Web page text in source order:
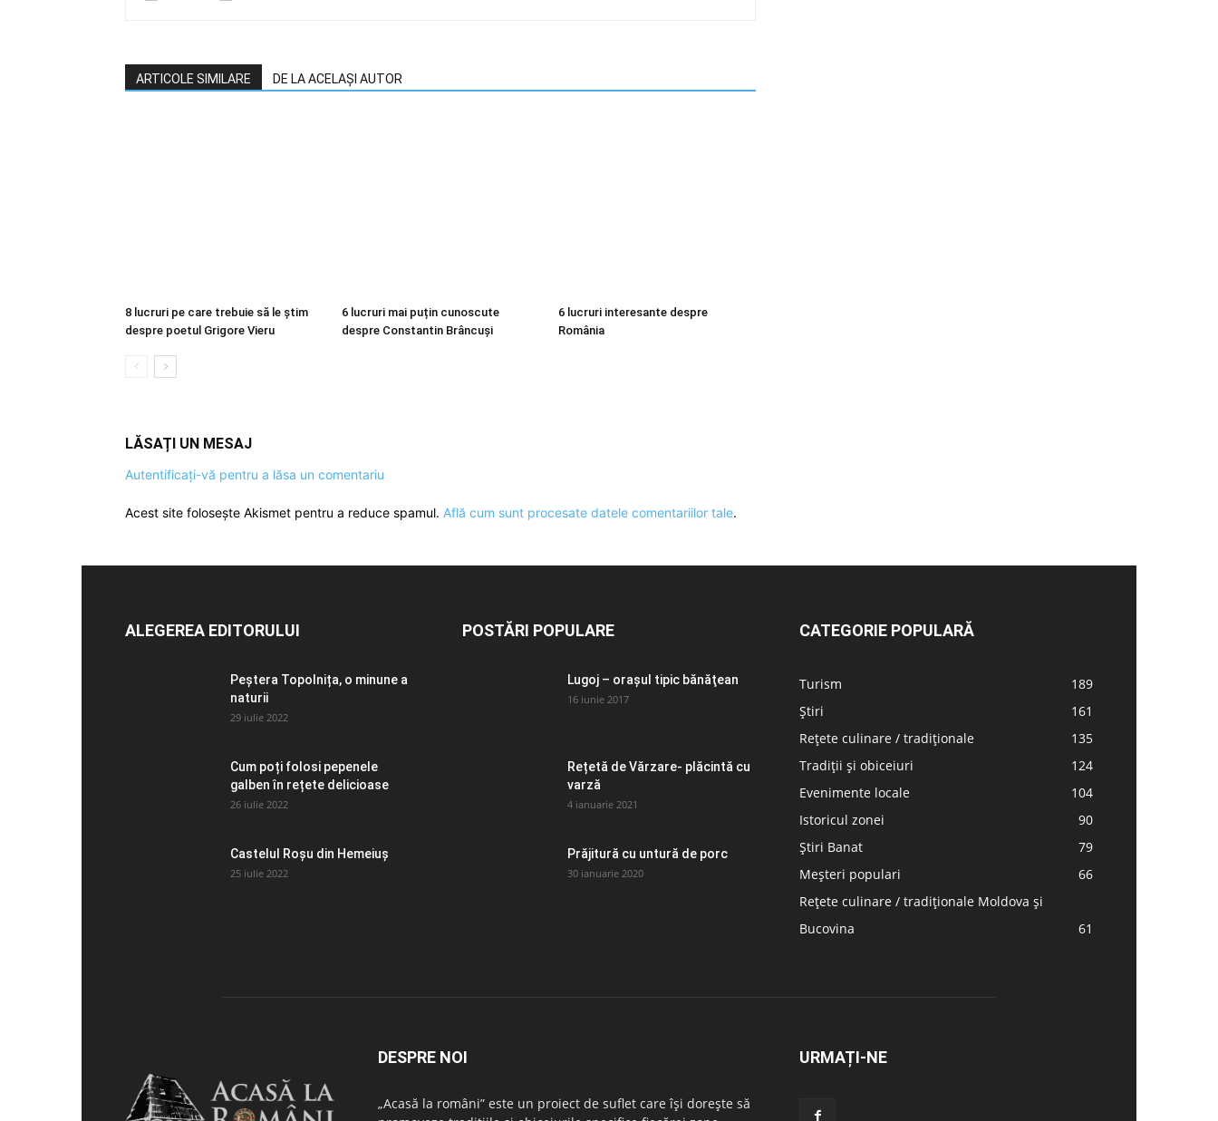
ARTICOLE SIMILARE DE LA ACELAȘI AUTOR
8 lucruri pe care trebuie să le știm
despre poetul Grigore Vieru
6 lucruri mai puțin cunoscute
despre Constantin Brâncuși
6 lucruri interesante despre
România
LĂSAȚI UN MESAJ
Autentificați-vă pentru a lăsa un comentariu
Acest site folosește Akismet pentru a reduce spamul. Află cum sunt procesate datele comentariilor tale.
ALEGEREA EDITORULUI
Peștera Topolnița, o minune a
naturii
29 iulie 2022
Cum poți folosi pepenele
galben în rețete delicioase
26 iulie 2022
Castelul Roșu din Hemeiuș
25 iulie 2022
POSTĂRI POPULARE
Lugoj – orașul tipic bănăţean
16 iunie 2017
Rețetă de Vărzare- plăcintă cu
varză
4 ianuarie 2021
Prăjitură cu untură de porc
30 ianuarie 2020
CATEGORIE POPULARĂ
Turism
189
Știri
161
Rețete culinare / tradiționale
135
Tradiții și obiceiuri
124
Evenimente locale
104
Istoricul zonei
90
Știri Banat
79
Meșteri populari
66
Rețete culinare / tradiționale Moldova și
Bucovina
61
DESPRE NOI
„Acasă la români” este un proiect de suflet care își dorește să
URMAȚI-NE